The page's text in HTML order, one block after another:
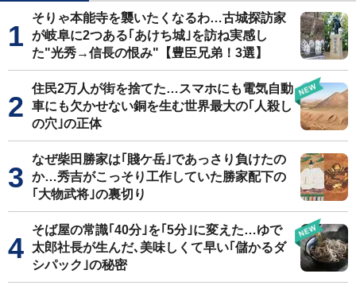
そりゃ本能寺を襲いたくなるわ…古城探訪家
が岐阜に2つある｢あけち城｣を訪ね実感し
た"光秀→信長の恨み"【豊臣兄弟！3選】
住民2万人が街を捨てた…スマホにも電気自動
車にも欠かせない銅を生む世界最大の｢人殺し
の穴｣の正体
なぜ柴田勝家は｢賤ケ岳｣であっさり負けたの
か…秀吉がこっそり工作していた勝家配下の
｢大物武将｣の裏切り
そば屋の常識｢40分｣を｢5分｣に変えた…ゆで
太郎社長が生んだ､美味しくて早い｢儲かるダ
シパック｣の秘密